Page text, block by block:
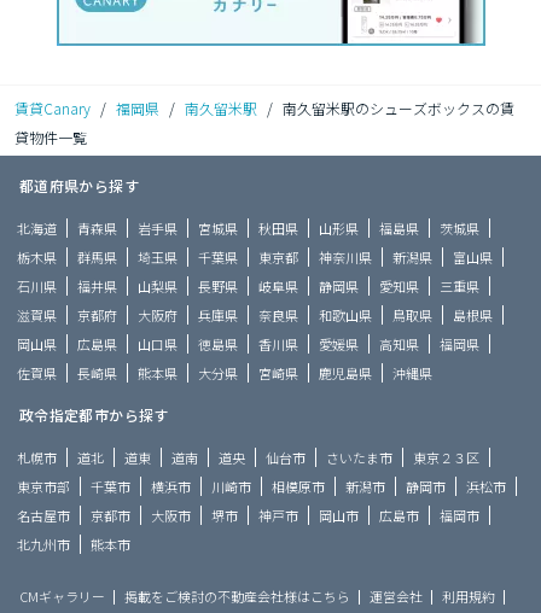
賃貸Canary / 福岡県 / 南久留米駅 / 南久留米駅のシューズボックスの賃
貸物件一覧
都道府県から探す
北海道 青森県 岩手県 宮城県 秋田県 山形県 福島県
茨城県
栃木県
群馬県 埼玉県 千葉県 東京都 神奈川県 新潟県
富山県
石川県
福井県 山梨県 長野県 岐阜県 静岡県 愛知県
三重県
滋賀県
京都府 大阪府 兵庫県 奈良県 和歌山県 鳥取県
島根県
岡山県
広島県 山口県 徳島県 香川県 愛媛県 高知県
福岡県
佐賀県
長崎県 熊本県 大分県 宮崎県 鹿児島県 沖縄県
政令指定都市から探す
札幌市 道北 道東 道南 道央 仙台市 さいたま市
東京２３区
東京市部
千葉市 横浜市 川崎市 相模原市 新潟市 静岡市
浜松市
名古屋市
京都市 大阪市 堺市 神戸市 岡山市 広島市
福岡市
北九州市
熊本市
CMギャラリー 掲載をご検討の不動産会社様はこちら 運営会社
利用規約